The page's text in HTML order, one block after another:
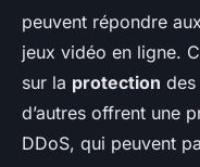
peuvent répondre
jeux vidéo en ligne.
sur la protection des
d’autres offrent une
DDoS, qui peuvent